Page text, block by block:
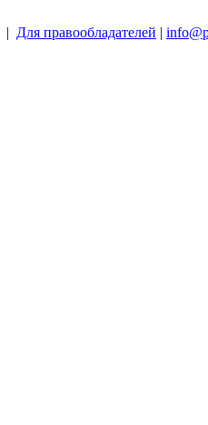
| Для правообладателей |